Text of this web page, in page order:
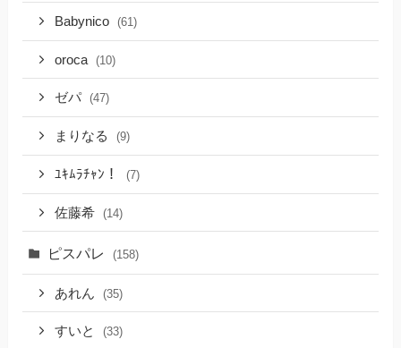
Babynico (61)
oroca (10)
ゼパ (47)
まりなる (9)
ﾕｷﾑﾗﾁｬﾝ！ (7)
佐藤希 (14)
ピスパレ (158)
あれん (35)
すいと (33)